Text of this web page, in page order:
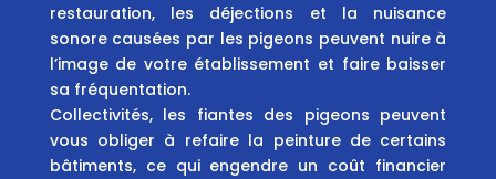
restauration, les déjections et la nuisance
sonore causées par les pigeons peuvent nuire à
l’image de votre établissement et faire baisser
sa fréquentation.
Collectivités, les fiantes des pigeons peuvent
vous obliger à refaire la peinture de certains
bâtiments, ce qui engendre un coût financier